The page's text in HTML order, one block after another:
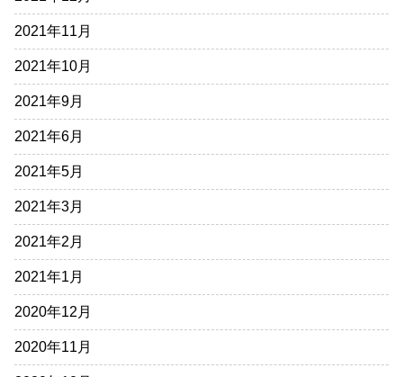
2021年11月
2021年10月
2021年9月
2021年6月
2021年5月
2021年3月
2021年2月
2021年1月
2020年12月
2020年11月